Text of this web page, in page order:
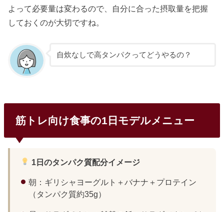
よって必要量は変わるので、自分に合った摂取量を把握
しておくのが大切ですね。
自炊なしで高タンパクってどうやるの？
筋トレ向け食事の1日モデルメニュー
1日のタンパク質配分イメージ
朝：ギリシャヨーグルト＋バナナ＋プロテイン
（タンパク質約35g）